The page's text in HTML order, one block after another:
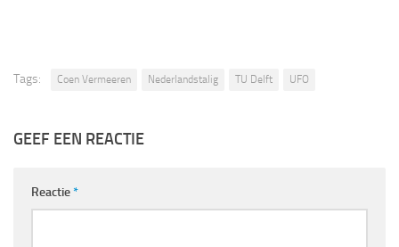
Tags: Coen Vermeeren Nederlandstalig TU Delft UFO
GEEF EEN REACTIE
Reactie*